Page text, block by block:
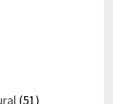
(51)